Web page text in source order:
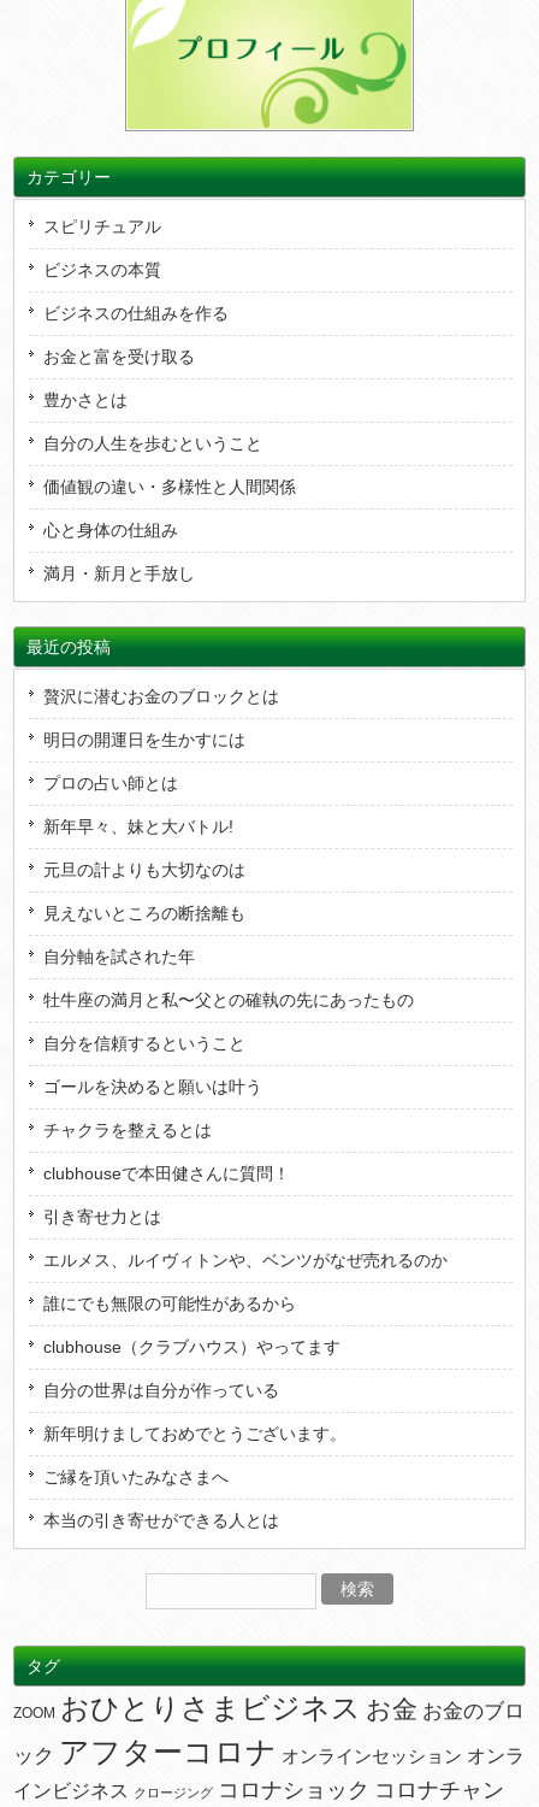
カテゴリー
スピリチュアル
ビジネスの本質
ビジネスの仕組みを作る
お金と富を受け取る
豊かさとは
自分の人生を歩むということ
価値観の違い・多様性と人間関係
心と身体の仕組み
満月・新月と手放し
最近の投稿
贅沢に潜むお金のブロックとは
明日の開運日を生かすには
プロの占い師とは
新年早々、妹と大バトル!
元旦の計よりも大切なのは
見えないところの断捨離も
自分軸を試された年
牡牛座の満月と私〜父との確執の先にあったもの
自分を信頼するということ
ゴールを決めると願いは叶う
チャクラを整えるとは
clubhouseで本田健さんに質問！
引き寄せ力とは
エルメス、ルイヴィトンや、ベンツがなぜ売れるのか
誰にでも無限の可能性があるから
clubhouse（クラブハウス）やってます
自分の世界は自分が作っている
新年明けましておめでとうございます。
ご縁を頂いたみなさまへ
本当の引き寄せができる人とは
タグ
ZOOM おひとりさまビジネス お金 お金のブロ
ック アフターコロナ オンラインセッション オンラ
インビジネス
クロージング コロナショック コロナチャン